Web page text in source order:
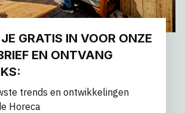
GRATIS IN VOOR ONZE
EN ONTVANG
trends en ontwikkelingen
Horeca